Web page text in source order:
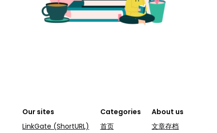
Our sites
LinkGate (ShortURL)
Categories
首页
About us
文章存档